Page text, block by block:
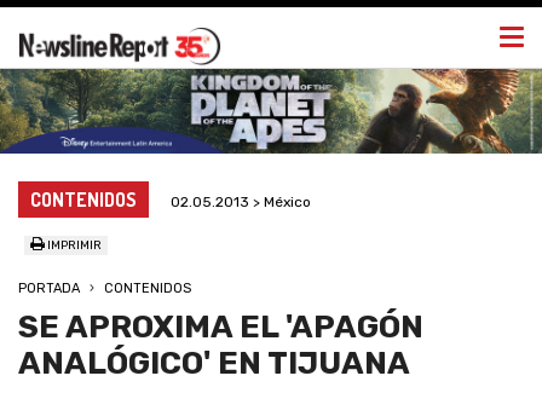
CONTENIDOS 02.05.2013 > México
IMPRIMIR
PORTADA CONTENIDOS
SE APROXIMA EL 'APAGÓN
ANALÓGICO' EN TIJUANA